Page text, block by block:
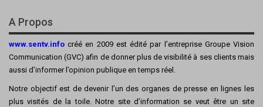
A Propos
www.sentv.info créé en 2009 est édité par l’entreprise Groupe Vision
Communication (GVC) afin de donner plus de visibilité à ses clients mais
aussi d’informer l’opinion publique en temps réel.
Notre objectif est de devenir l’un des organes de presse en lignes les
plus visités de la toile. Notre site d’information se veut être un site